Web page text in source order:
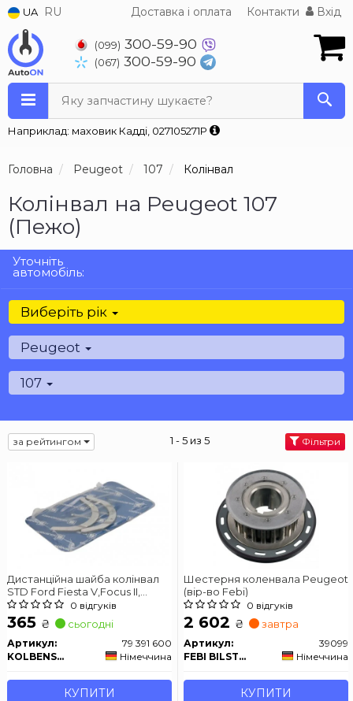
UA RU Доставка і оплата Контакти Вхід
(099) 300-59-90
(067) 300-59-90
Яку запчастину шукаєте?
Наприклад: маховик Кадді, 027105271P
Головна Peugeot 107 Колінвал
Колінвал на Peugeot 107
(Пежо)
Уточніть
автомобіль:
Виберіть рік
Peugeot
107
за рейтингом 1 - 5 из 5 Фільтри
Дистанційна шайба колінвал
STD Ford Fiesta V,Focus II,
Fusion,C-Max 1.6TDCI 03-
0 відгуків
365 ₴ сьогодні
Артикул:
79 391 600
KOLBENSCHMIDT
Німеччина
КУПИТИ
Шестерня коленвала Peugeot
(вір-во Febi)
0 відгуків
2 602 ₴ завтра
Артикул:
39099
FEBI BILSTEIN
Німеччина
КУПИТИ